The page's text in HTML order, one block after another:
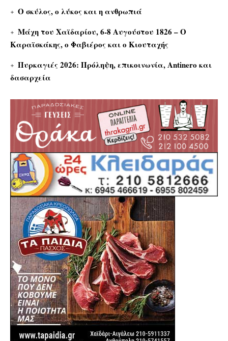
Ο σκύλος, ο λύκος και η ανθρωπιά
Μάχη του Χαϊδαρίου, 6-8 Αυγούστου 1826 – Ο
Καραϊσκάκης, ο Φαβιέρος και ο Κιουταχής
Πυρκαγιές 2026: Πρόληψη, επικοινωνία, Antinero και
δασαρχεία